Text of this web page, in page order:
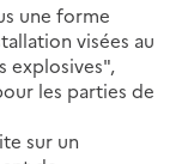
une forme
visées au
explosives",
les parties de
sur un